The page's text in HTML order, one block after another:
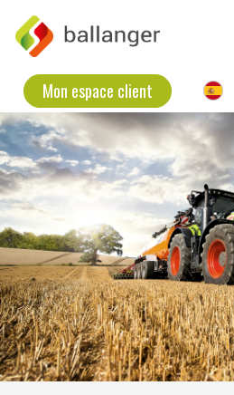
Mon espace client
L'ENTREPRISE
MATÉRIELS
MATÉRIELS